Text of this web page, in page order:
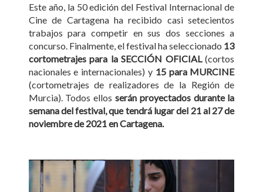
Este año, la 50 edición del Festival Internacional de
Cine de Cartagena ha recibido casi setecientos
trabajos para competir en sus dos secciones a
concurso. Finalmente, el festival ha seleccionado 13
cortometrajes para la SECCIÓN OFICIAL (cortos
nacionales e internacionales) y 15 para MURCINE
(cortometrajes de realizadores de la Región de
Murcia). Todos ellos serán proyectados durante la
semana del festival, que tendrá lugar del 21 al 27 de
noviembre de 2021 en Cartagena.